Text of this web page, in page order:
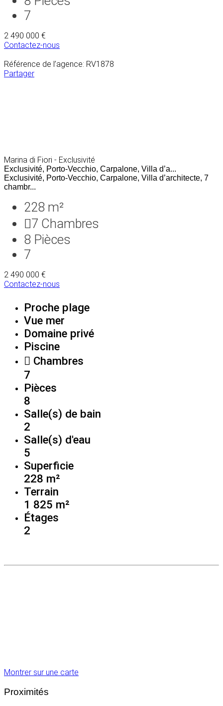
7
2 490 000 €
Contactez-nous
Référence de l’agence: RV1878
Partager
Marina di Fiori - Exclusivité
Exclusivité, Porto-Vecchio, Carpalone, Villa d’a...
Exclusivité, Porto-Vecchio, Carpalone, Villa d’architecte, 7
chambr...
228 m²
7 Chambres
8 Pièces
7
2 490 000 €
Contactez-nous
Proche plage
Vue mer
Domaine privé
Piscine
Chambres
7
Pièces
8
Salle(s) de bain
2
Salle(s) d'eau
5
Superficie
228 m²
Terrain
1 825 m²
Étages
2
Montrer sur une carte
Proximités